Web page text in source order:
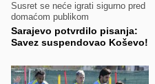
Susret se neće igrati sigurno pred
domaćom publikom
Sarajevo potvrdilo pisanja:
Savez suspendovao Koševo!